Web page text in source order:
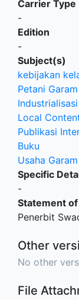
Carrier Type
-
Edition
-
Subject(s)
kebijakan
Petani Garam
Local
Publikasi
Buku
Usaha
Specific
-
Statement
Penerbit
Other
No other
File